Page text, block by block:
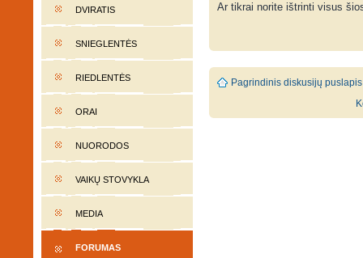
DVIRATIS
SNIEGLENTĖS
RIEDLENTĖS
ORAI
NUORODOS
VAIKŲ STOVYKLA
MEDIA
FORUMAS
Ar tikrai norite ištrinti visus
Pagrindinis diskusijų puslapis